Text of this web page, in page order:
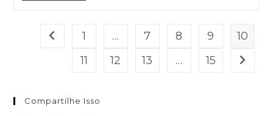
1 … 7 8 9
10
11
12 13 … 15
Compartilhe Isso